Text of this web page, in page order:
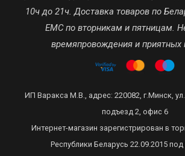
10ч до 21ч. Доставка товаров по
ЕМС по вторникам и пятницам.
времяпровождения и приятных
ИП Варакса М.В., адрес: 220082, г.Минск,
подъезд 2, офис 6
Интернет-магазин зарегистрирован в
Республики Беларусь 22.09.2015